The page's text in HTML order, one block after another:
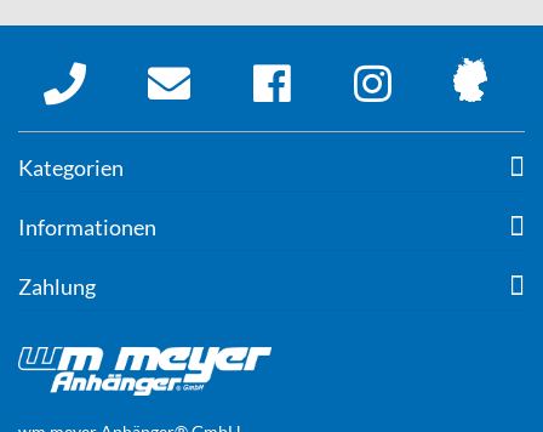
Kategorien
Informationen
Zahlung